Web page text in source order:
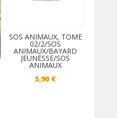
SOS ANIMAUX, TOME
02/2/SOS
ANIMAUX/BAYARD
JEUNESSE/SOS
ANIMAUX
5,90 €